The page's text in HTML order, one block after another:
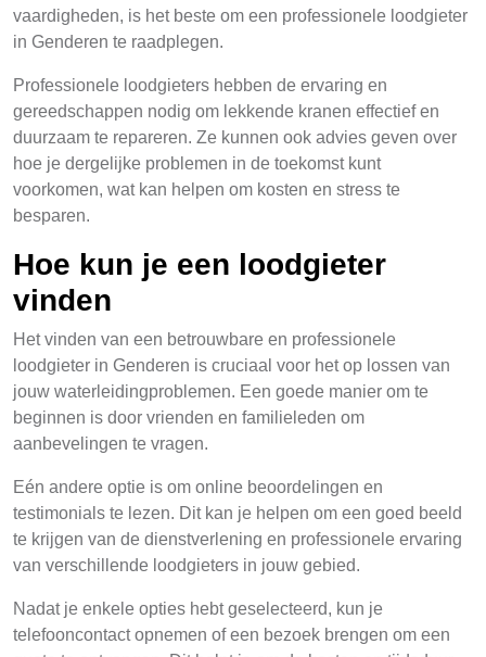
vaardigheden, is het beste om een professionele loodgieter
in Genderen te raadplegen.
Professionele loodgieters hebben de ervaring en
gereedschappen nodig om lekkende kranen effectief en
duurzaam te repareren. Ze kunnen ook advies geven over
hoe je dergelijke problemen in de toekomst kunt
voorkomen, wat kan helpen om kosten en stress te
besparen.
Hoe kun je een loodgieter
vinden
Het vinden van een betrouwbare en professionele
loodgieter in Genderen is cruciaal voor het op lossen van
jouw waterleidingproblemen. Een goede manier om te
beginnen is door vrienden en familieleden om
aanbevelingen te vragen.
Eén andere optie is om online beoordelingen en
testimonials te lezen. Dit kan je helpen om een goed beeld
te krijgen van de dienstverlening en professionele ervaring
van verschillende loodgieters in jouw gebied.
Nadat je enkele opties hebt geselecteerd, kun je
telefooncontact opnemen of een bezoek brengen om een